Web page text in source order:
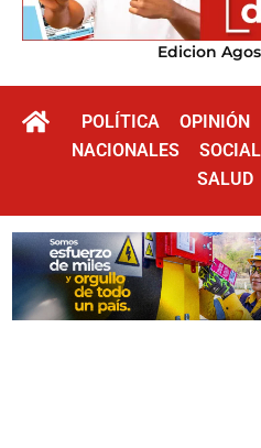
Edicion
POLÍTICA OPINIÓN
NACIONALES
SALUD